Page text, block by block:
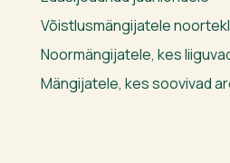
Võistlusmängijatele
Noormängijatele, kes
Mängijatele, kes soovivad